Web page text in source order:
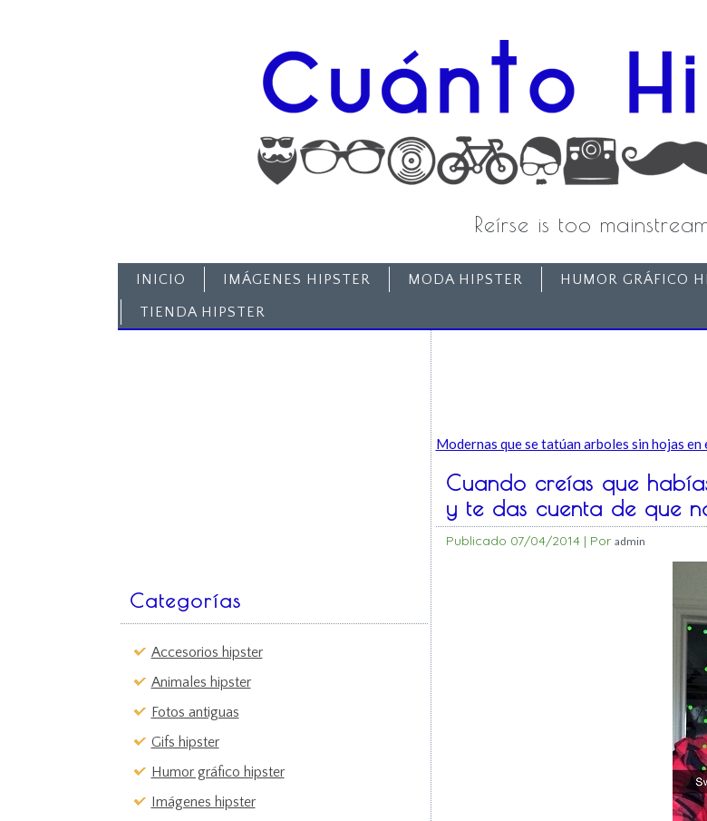
Reírse is too
INICIO IMÁGENES HIPSTER MODA HIPSTER HUMOR GRÁFICO
TIENDA HIPSTER
Categorías
Accesorios hipster
Animales hipster
Fotos antiguas
Gifs hipster
Humor gráfico hipster
Imágenes hipster
Modernas que se tatúan arboles sin hojas en
Cuando creías que
y te das cuenta de que
Publicado 07/04/2014| Por admin